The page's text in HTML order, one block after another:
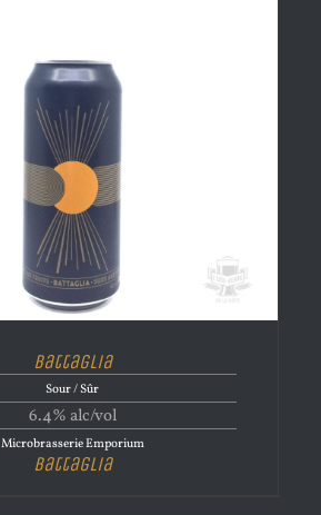
Battaglia
Sour / Sûr
6.4% alc/vol
Microbrasserie Emporium
Battaglia